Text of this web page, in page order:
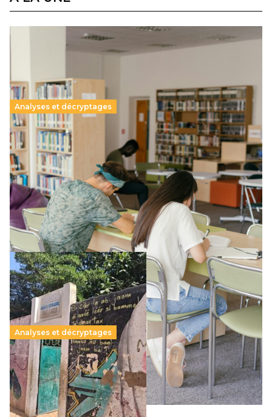
Analyses et décryptages
Supérieur privé : une dérive qui met à mal la
promesse républicaine
11 juillet 2026-
Le projet de loi sur la régulation de l’enseignement
supérieur privé met en lumière l’amplification d’un système
qui relègue l’acte pédagogique au superfétatoire, voire à…
Lire la suite →
Analyses et décryptages
258 millions d’enfants victimes de la guerre, des
chocs climatiques et des déplacements de
population
11 juillet 2026- National